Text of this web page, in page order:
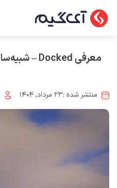
معرفی Docked – شبیه‌ساز جدید بندر از Saber Interactive
منتشر شده :۲۳ مرداد, ۱۴۰۴